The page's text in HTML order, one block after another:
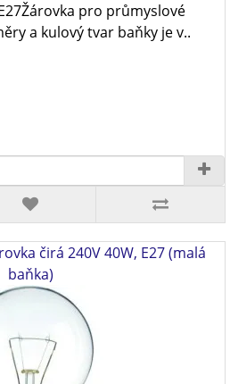
pro průmyslové
a kulový tvar baňky je v..
čirá 240V 40W, E27 (malá
baňka)